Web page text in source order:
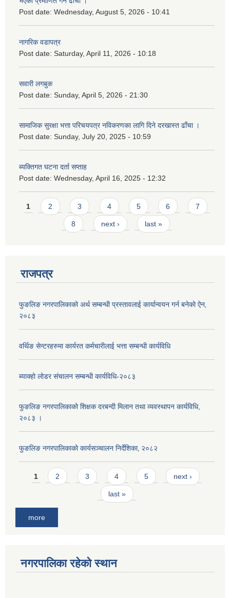
Post date: Wednesday, August 5, 2026 - 10:41
नागरिक वडापत्र
Post date: Saturday, April 11, 2026 - 10:18
सवारी लगबुक
Post date: Sunday, April 5, 2026 - 21:30
सामाजिक सुरक्षा भत्ता परिचयपत्र नविकरणका लागि दिने दरखास्त ढाँचा ।
Post date: Sunday, July 20, 2025 - 10:59
ब्यक्तिगत घटना दर्ता सप्ताह
Post date: Wednesday, April 16, 2025 - 12:32
Pages
1 2 3 4 5 6 7
8 next › last »
राजपत्र
फुङलिङ नगरपालिकाको अर्थ सम्बन्धी प्रस्तावलाई कार्यान्वयन गर्न बनेको ऐन‚
२०८३
वर्थिङ सेन्टरहरुमा कार्यरत कर्मचारीलाई भत्ता सम्बन्धी कार्यविधि
ब्याक्हो लोडर संचालन सम्बन्धी कार्यविधि-२०८३
फुङलिङ नगरपालिकाको शिक्षक दरबन्दी मिलान तथा व्यवस्थापन कार्यविधि,
२०८३ ।
फुङलिङ नगरपालिकाको कार्यसञ्चालन निर्देशिका‚ २०८२
Pages
1 2 3 4 5 next ›
last »
more
नगरपालिका रहेको स्थान